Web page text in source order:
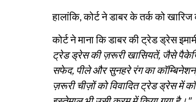
हालांकि, कोर्ट ने डाबर के तर्क को खारिज
कोर्ट ने माना कि डाबर की ट्रेड ड्रेस
ट्रेड ड्रेस की ज़रूरी खासियतें, जैसे
सफेद, पीले और सुनहरे रंग का
ज़रूरी चीज़ों को विवादित ट्रेड ड्रेस में